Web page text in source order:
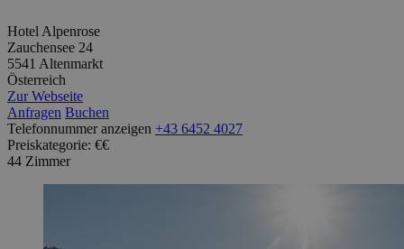
Hotel Alpenrose
Zauchensee 24
5541 Altenmarkt
Österreich
Zur Webseite
Anfragen Buchen
Telefonnummer anzeigen +43 6452 4027
Preiskategorie: €€
44 Zimmer